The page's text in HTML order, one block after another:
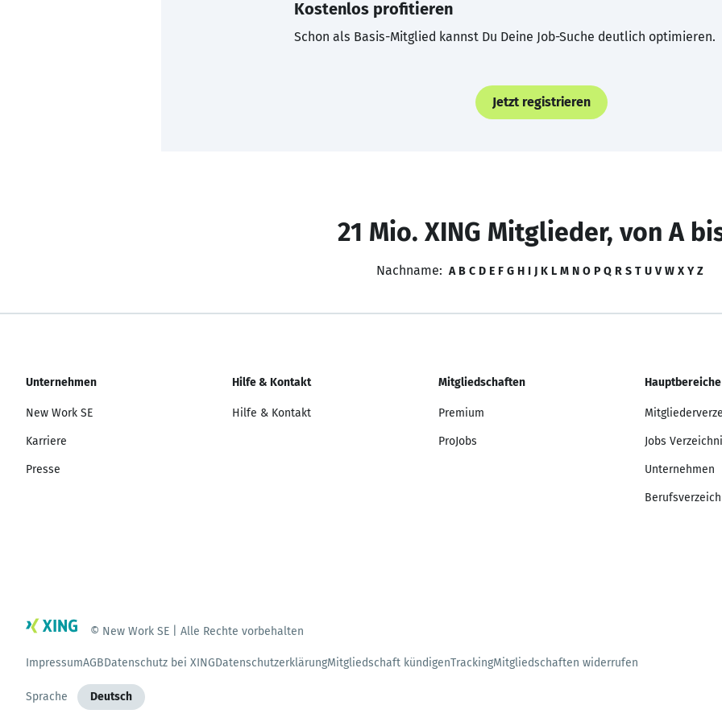
Kostenlos profitieren
Schon als Basis-Mitglied kannst Du Deine Job-Suche deutlich optimieren.
Jetzt registrieren
21 Mio. XING Mitglieder, von A
Nachname: A B C D E F G H I J K L M N O P Q R S T U V W X Y Z
Unternehmen
New Work SE
Karriere
Presse
Hilfe & Kontakt
Hilfe & Kontakt
Mitgliedschaften
Premium
ProJobs
Hauptbereiche
Jobs
Unternehmen
© New Work SE | Alle Rechte vorbehalten
ImpressumAGBDatenschutz bei XINGDatenschutzerklärungMitgliedschaft kündigenTrackingMitgliedschaften widerrufen
Sprache Deutsch